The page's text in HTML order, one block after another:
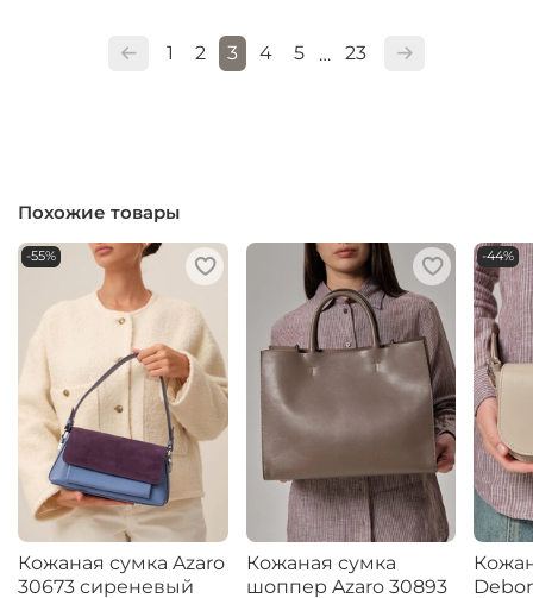
1 2 3 4 5 … 23
Похожие товары
-55%
Кожаная сумка Azaro
30673 сиреневый
Кожаная сумка
шоппер Azaro 30893
-44%